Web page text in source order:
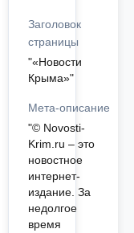
Заголовок
страницы
"«Новости
Крыма»"
Мета-описание
"© Novosti-
Krim.ru – это
новостное
интернет-
издание. За
недолгое
время